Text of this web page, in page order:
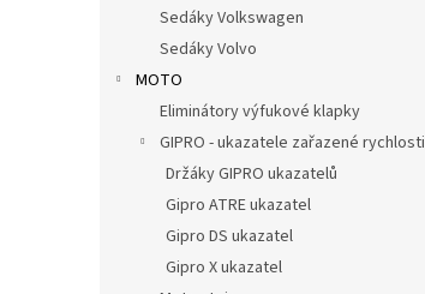
Sedáky Volkswagen
Sedáky Volvo
MOTO
Eliminátory výfukové klapky
GIPRO - ukazatele zařazené rychlosti
Držáky GIPRO ukazatelů
Gipro ATRE ukazatel
Gipro DS ukazatel
Gipro X ukazatel